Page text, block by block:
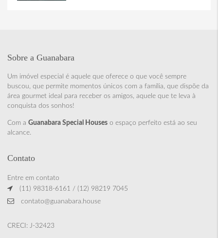
Sobre a Guanabara
Um imóvel especial é aquele que oferece o que você sempre
buscou, que permite momentos únicos com a família, que dispõe da
área gourmet ideal para receber os amigos, aquele que te leva à
conquista dos sonhos!
Com a Guanabara Special Houses o espaço perfeito está ao seu
alcance.
Contato
Entre em contato
(11) 98318-6161 / (12) 98219 7045
contato@guanabara.house
CRECI: J-32423